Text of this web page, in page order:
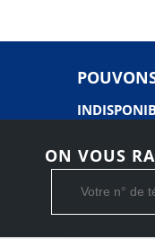
ON VOUS